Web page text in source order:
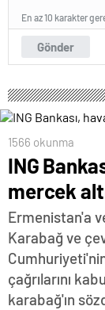
Gönder
En az 10 karakter
1566 okunma
ING
mercek
Ermenistan'a
Karabağ ve
çağrılarını
karabağ'ın